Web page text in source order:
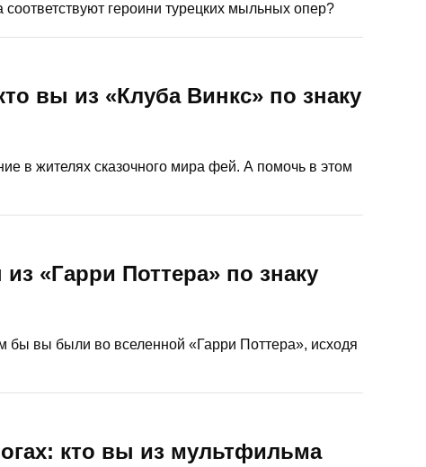
героини турецких мыльных опер?
вы из «Клуба Винкс» по знаку
в жителях сказочного мира фей. А помочь в этом
«Гарри Поттера» по знаку
бы вы были во вселенной «Гарри Поттера», исходя
кто вы из мультфильма